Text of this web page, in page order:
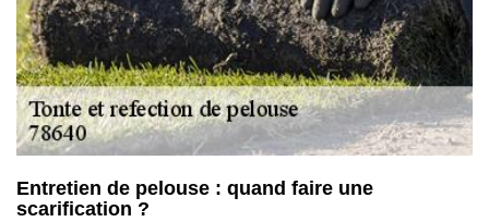
Entretien de pelouse : quand faire une
scarification ?